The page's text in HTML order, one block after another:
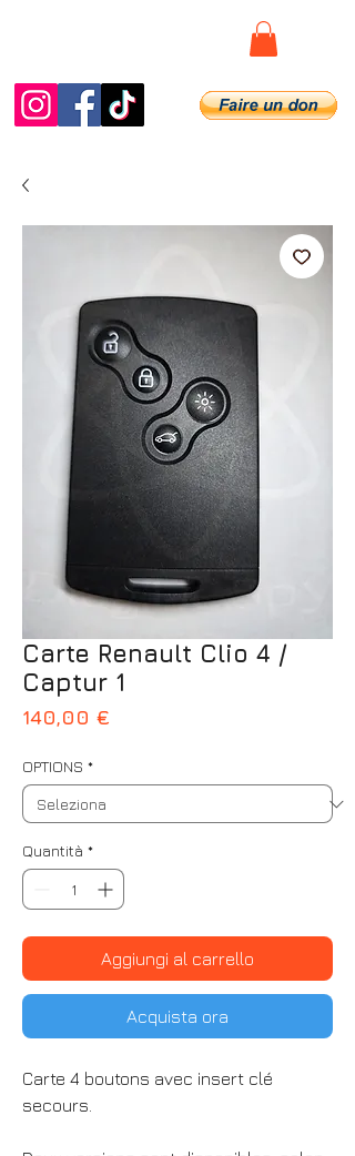
Carte Renault Clio 4 /
Captur 1
140,00 €
OPTIONS *
Quantità *
Aggiungi al carrello
Acquista ora
Carte 4 boutons avec insert clé
secours.